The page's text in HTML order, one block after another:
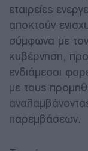
εταιρείες
αποκτούν
σύμφωνα με
κυβέρνηση,
ενδιάμεσοι
με τους
παρεμβάσεων.